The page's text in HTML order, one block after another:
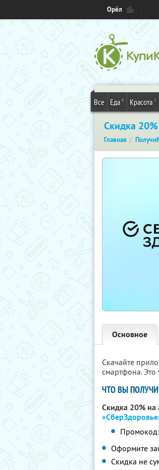
Орёл
Все Еда 6 Красота 1
Скидка 20%
Главная
Основное
Скачайте
смартфона. Это
ЧТО ВЫ
Скидка 20% на
Оформите
Скидка не